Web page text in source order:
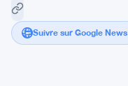
Suivre sur Google News